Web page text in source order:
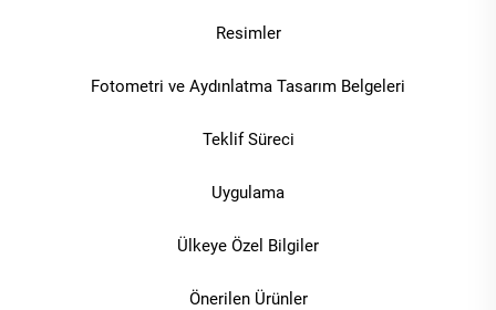
Resimler
Fotometri ve Aydınlatma Tasarım Belgeleri
Teklif Süreci
Uygulama
Ülkeye Özel Bilgiler
Önerilen Ürünler